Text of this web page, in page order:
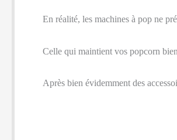
En réalité, les machines à pop ne
Celle qui maintient vos popcorn
Après bien évidemment des